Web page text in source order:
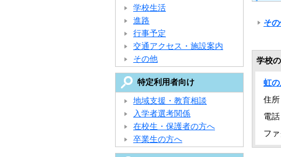
そ
学校
虹
住所
電
フ
学校生活
進路
行事予定
交通アクセス・施設案内
その他
特定利用者向け
地域支援・教育相談
入学者選考関係
在校生・保護者の方へ
卒業生の方へ